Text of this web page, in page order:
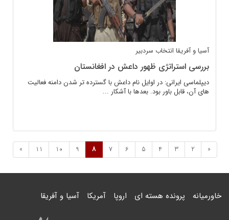
آسیا و آفریقا انتخاب سردبیر
بررسی استراتژی ظهور داعش در افغانستان
دیپلماسی ایرانی: در اوایل نام داعش با گسترده تر شدن دامنه فعالیت
های آن، قابل باور بود. بعدها با آشکار ...
«
2
3
4
5
6
7
8
9
10
11
»
خاورمیانه پرونده هسته ای اروپا آمریکا آسیا و آفریقا